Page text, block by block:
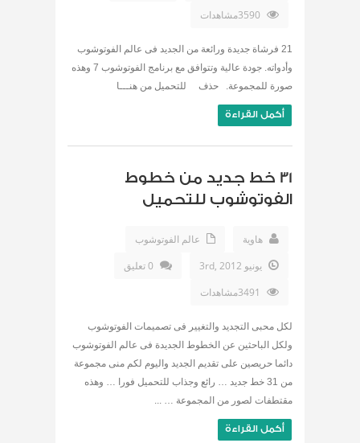
21 فرشاة جديدة ورائعة من الجديد فى عالم الفوتوشوب
وأدواته. جودة عالية وتتوافق مع برنامج الفوتوشوب 7 وهذه
صورة للمجموعة. حذف للتحميل من هنـــا
أكمل القراءة
31 خط جديد من خطوط
الفوتوشوب للتحميل
هاوية
عالم الفوتوشوب
يونيو 3rd, 2012
0 تعليق
لكل محبى التجديد والتغيير فى تصميمات الفوتوشوب
ولكل الباحثين عن الخطوط الجديدة فى عالم الفوتوشوب
دائما حريصين على تقديم الجديد واليوم لكم منى مجموعة
من 31 خط جديد … رائع وجذاب للتحميل فورا … وهذه
مقتطفات لصور من المجموعة … ...
أكمل القراءة